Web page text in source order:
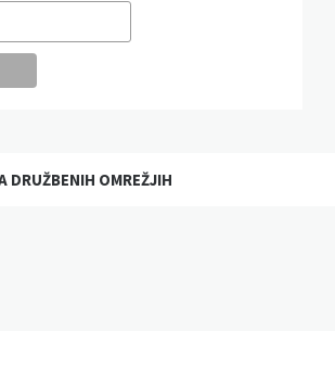
DRUŽBENIH OMREŽJIH